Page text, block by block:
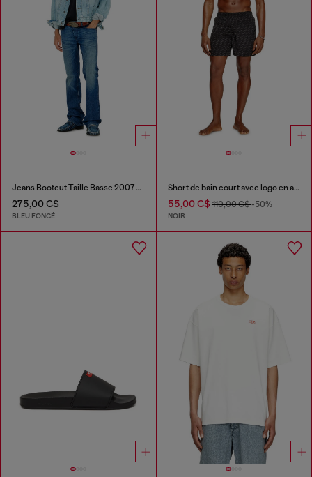
Jeans Bootcut Taille Basse 2007 Zatiny
275,00 C$
BLEU FONCÉ
Short de bain court avec logo en all-over
55,00 C$110,00 C$-50%
NOIR